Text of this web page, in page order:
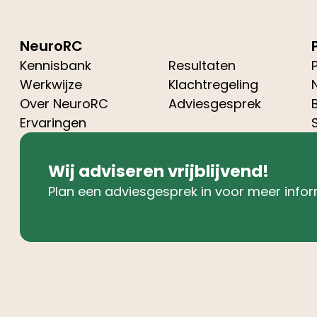
NeuroRC
Kennisbank
Werkwijze
Over NeuroRC
Ervaringen
Resultaten
Klachtregeling
Adviesgesprek
Wij adviseren vrijblijvend!
Plan een adviesgesprek in voor meer